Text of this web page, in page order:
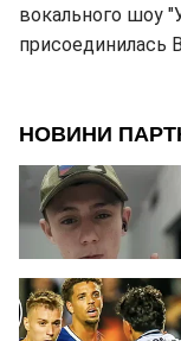
вокального шоу
присоединилась